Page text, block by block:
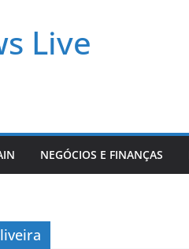
Live
NEGÓCIOS E FINANÇAS